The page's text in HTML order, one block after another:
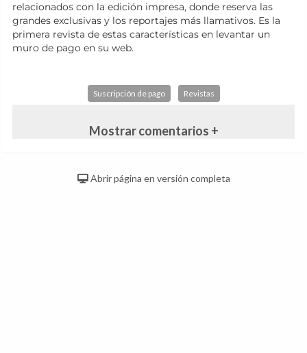
relacionados con la edición impresa, donde reserva las
grandes exclusivas y los reportajes más llamativos. Es la
primera revista de estas características en levantar un
muro de pago en su web.
Suscripción de pago Revistas
Mostrar comentarios +
Abrir página en versión completa